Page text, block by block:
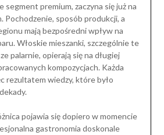
segment premium, zaczyna się już na
Pochodzenie, sposób produkcji, a
mają bezpośredni wpływ na
Włoskie mieszanki, szczególnie te
palarnie, opierają się na długiej
kompozycjach. Każda
rezultatem wiedzy, które było
pojawia się dopiero w momencie
gastronomia doskonale